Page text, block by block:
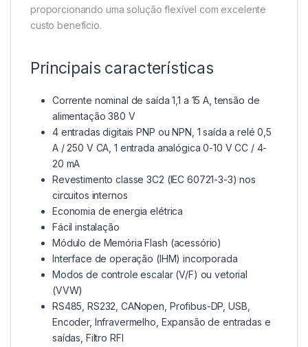
proporcionando uma solução flexível com excelente
custo benefício.
Principais características
Corrente nominal de saída 1,1 a 15 A, tensão de
alimentação 380 V
4 entradas digitais PNP ou NPN, 1 saída a relé 0,5
A / 250 V CA, 1 entrada analógica 0-10 V CC / 4-
20 mA
Revestimento classe 3C2 (IEC 60721-3-3) nos
circuitos internos
Economia de energia elétrica
Fácil instalação
Módulo de Memória Flash (acessório)
Interface de operação (IHM) incorporada
Modos de controle escalar (V/F) ou vetorial
(VVW)
RS485, RS232, CANopen, Profibus-DP, USB,
Encoder, Infravermelho, Expansão de entradas e
saídas, Filtro RFI